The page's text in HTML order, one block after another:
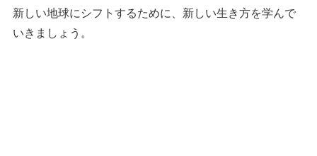
新しい地球にシフトするために、新しい生き方を学んで
いきましょう。